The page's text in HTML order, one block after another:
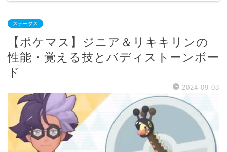
ステータス
【ポケマス】ジニア＆リキキリンの
性能・覚える技とバディストーンボー
ド
2024-09-03